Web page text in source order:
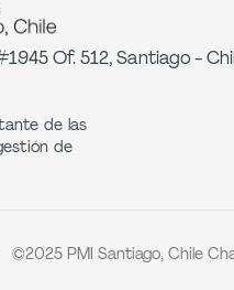
Of. 512, Santiago -
de las
de
©2025 PMI Santiago, Chile